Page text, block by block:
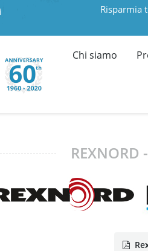
Risparmia
Chi siamo
REXNORD